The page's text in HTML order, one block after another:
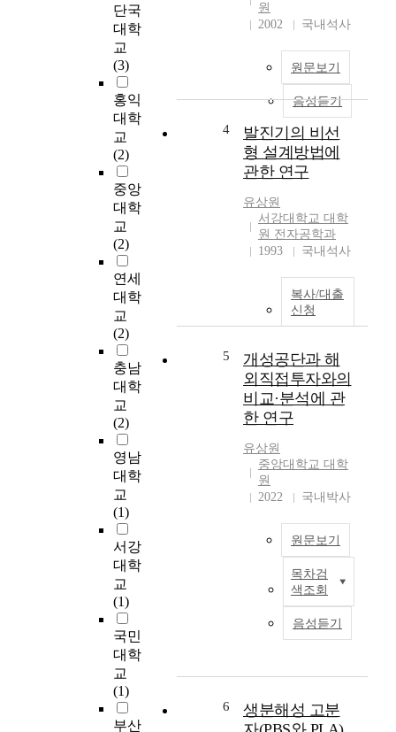
단국
대학
교
(3)
홍익
대학
교
(2)
중앙
대학
교
(2)
연세
대학
교
(2)
충남
대학
교
(2)
영남
대학
교
(1)
서강
대학
교
(1)
국민
대학
교
(1)
부산
g
심
전
l
원
2002
국내석사
원문보기
음성듣기
4
발진기의 비선
형 설계방법에
관한 연구
유상원
서강대학교 대학
원 전자공학과
1993
국내석사
복사/대출
신청
5
개성공단과 해
외직접투자와의
비교·분석에 관
한 연구
유상원
중앙대학교 대학
원
2022
국내박사
원문보기
목차검
색조회
음성듣기
6
생분해성 고분